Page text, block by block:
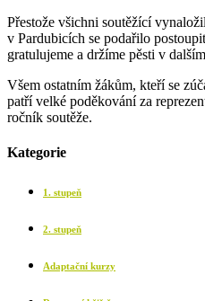
Přestože všichni soutěžící
v Pardubicích se podařilo
gratulujeme a držíme pěsti v
Všem ostatním žákům, kteří se
patří velké poděkování za
ročník soutěže.
Kategorie
1. stupeň
2. stupeň
Adaptační kurzy